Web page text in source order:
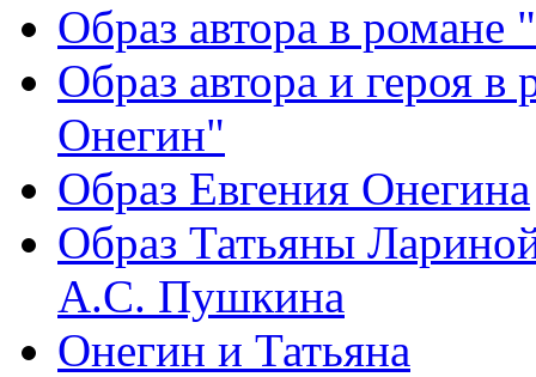
Образ автора в
Образ автора и героя
Онегин"
Образ Евгения Онегина
Образ Татьяны
А.С. Пушкина
Онегин и Татьяна